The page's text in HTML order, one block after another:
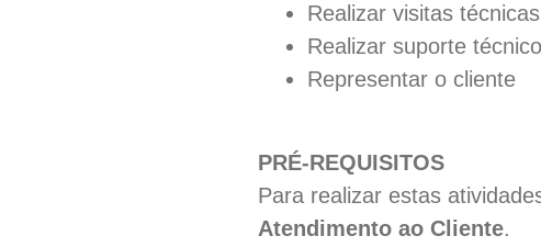
Realizar visitas técnicas
Realizar suporte técnico
Representar o cliente
PRÉ-REQUISITOS
Para realizar estas
Atendimento ao Cliente.